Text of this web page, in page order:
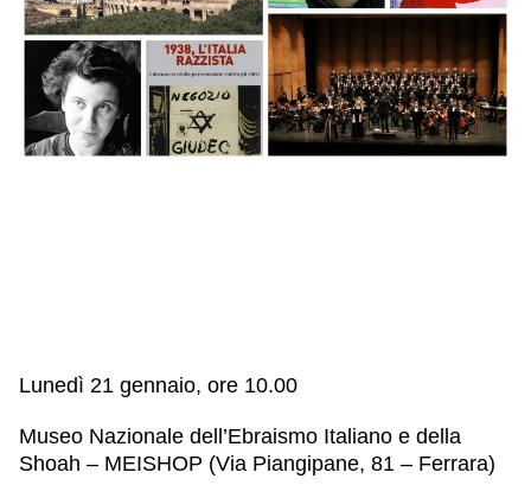
IL NOSTRO STAFF
EDUCAZIONE
SCUOLE
INSEGNANTI
GIOVANI, ADULTI
CULTURA EBRAICA
CAPIRE L’EBRAISMO
CALENDARIO & FESTIVITÀ
SHOAH
Lunedì 21 gennaio, ore 10.00
Museo Nazionale dell’Ebraismo Italiano e della
Shoah – MEISHOP (Via Piangipane, 81 – Ferrara)